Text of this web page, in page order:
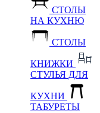
СТОЛЫ
НА КУХНЮ
СТОЛЫ
КНИЖКИ
СТУЛЬЯ ДЛЯ
КУХНИ
ТАБУРЕТЫ